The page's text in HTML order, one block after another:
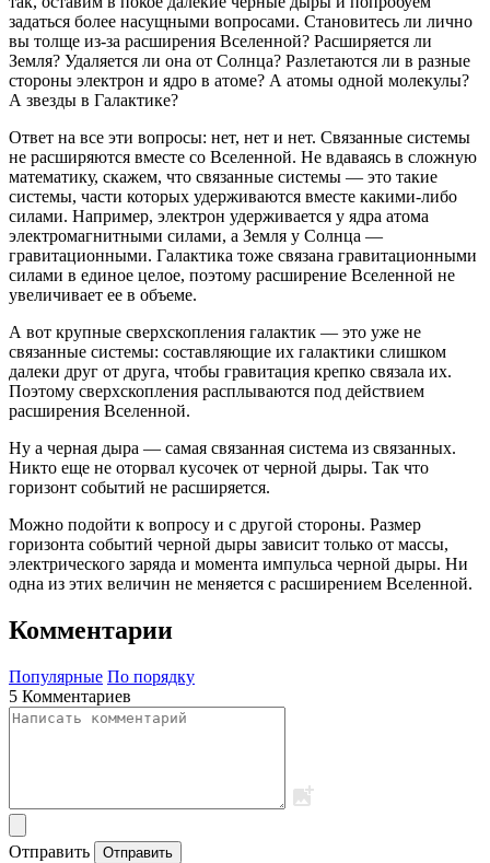
задаться более насущными вопросами. Становитесь ли лично
вы толще из-за расширения Вселенной? Расширяется ли
Земля? Удаляется ли она от Солнца? Разлетаются ли в разные
стороны электрон и ядро в атоме? А атомы одной молекулы?
А звезды в Галактике?
Ответ на все эти вопросы: нет, нет и нет. Связанные системы
не расширяются вместе со Вселенной. Не вдаваясь в сложную
математику, скажем, что связанные системы — это такие
системы, части которых удерживаются вместе какими-либо
силами. Например, электрон удерживается у ядра атома
электромагнитными силами, а Земля у Солнца —
гравитационными. Галактика тоже связана гравитационными
силами в единое целое, поэтому расширение Вселенной не
увеличивает ее в объеме.
А вот крупные сверхскопления галактик — это уже не
связанные системы: составляющие их галактики слишком
далеки друг от друга, чтобы гравитация крепко связала их.
Поэтому сверхскопления расплываются под действием
расширения Вселенной.
Ну а черная дыра — самая связанная система из связанных.
Никто еще не оторвал кусочек от черной дыры. Так что
горизонт событий не расширяется.
Можно подойти к вопросу и с другой стороны. Размер
горизонта событий черной дыры зависит только от массы,
электрического заряда и момента импульса черной дыры. Ни
одна из этих величин не меняется с расширением Вселенной.
Комментарии
Популярные По порядку
5 Комментариев
Отправить Отправить